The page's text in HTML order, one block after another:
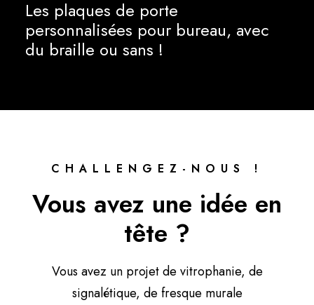
Les plaques de porte
personnalisées pour bureau, avec
du braille ou sans !
CHALLENGEZ-NOUS !
Vous avez une idée en
tête ?
Vous avez un projet de vitrophanie, de
signalétique, de fresque murale